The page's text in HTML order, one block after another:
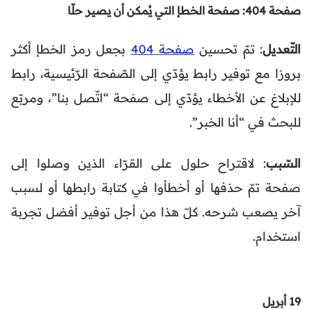
صفحة 404: صفحة الخطإ التي يُمكن أن يصير حلّا
التّعديل: تمّ تحسين صفحة 404
بجعل رمز الخطإ أكثر
بروزا مع توفير رابط يؤدّي إلى الصّفحة الرّئيسية، رابط
للإبلاغ عن الأخطاء يؤدّي إلى صفحة “اتّصل بنا”، ومربّع
للبحث في “أنا الخبر”.
السّبب: لاقتراح حلول على القرّاء الذين وصلوا إلى
صفحة تمّ حذفها أو أخطأوا في كتابة رابطها أو لسبب
آخر يصعب شرحه. كلّ هذا من أجل توفير أفضل تجربة
استخدام.
19 أبريل